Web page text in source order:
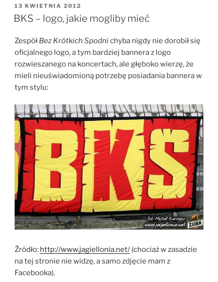
OPUBLIKOWANE
W
13 KWIETNIA 2012
BKS – logo, jakie mogliby mieć
Zespół Bez Krótkich Spodnichyba nigdy nie dorobił się
oficjalnego logo, a tym bardziej bannera z logo
rozwieszanego na koncertach, ale głęboko wierzę, że
mieli nieuświadomioną potrzebę posiadania bannera w
tym stylu:
Źródło: http://www.jagiellonia.net/ (chociaż w zasadzie
na tej stronie nie widzę, a samo zdjęcie mam z
Facebooka).